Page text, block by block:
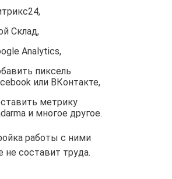
Склад,
Analytics,
пиксель
или ВКонтакте,
метрику
и многое другое.
работы с ними
не составит труда.